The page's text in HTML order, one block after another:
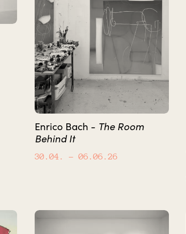
Enrico Bach - The Room
Behind It
30.04. – 06.06.26